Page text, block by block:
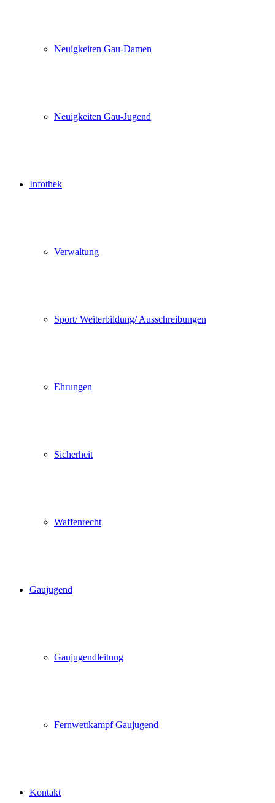
Neuigkeiten Gau-Damen
Neuigkeiten Gau-Jugend
Infothek
Verwaltung
Sport/ Weiterbildung/ Ausschreibungen
Ehrungen
Sicherheit
Waffenrecht
Gaujugend
Gaujugendleitung
Fernwettkampf Gaujugend
Kontakt